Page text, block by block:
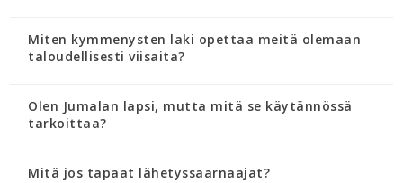
Miten kymmenysten laki opettaa meitä olemaan
taloudellisesti viisaita?
Olen Jumalan lapsi, mutta mitä se käytännössä
tarkoittaa?
Mitä jos tapaat lähetyssaarnaajat?